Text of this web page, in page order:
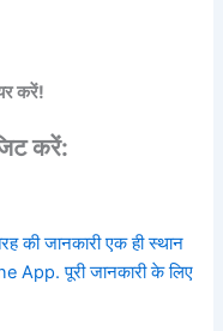
करें!
करें:
की जानकारी एक ही स्थान
App. पूरी जानकारी के लिए